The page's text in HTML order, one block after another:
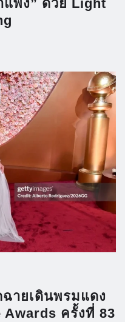
พง” ด้วย Light
ายเดินพรมแดง
Awards ครั้งที่ 83